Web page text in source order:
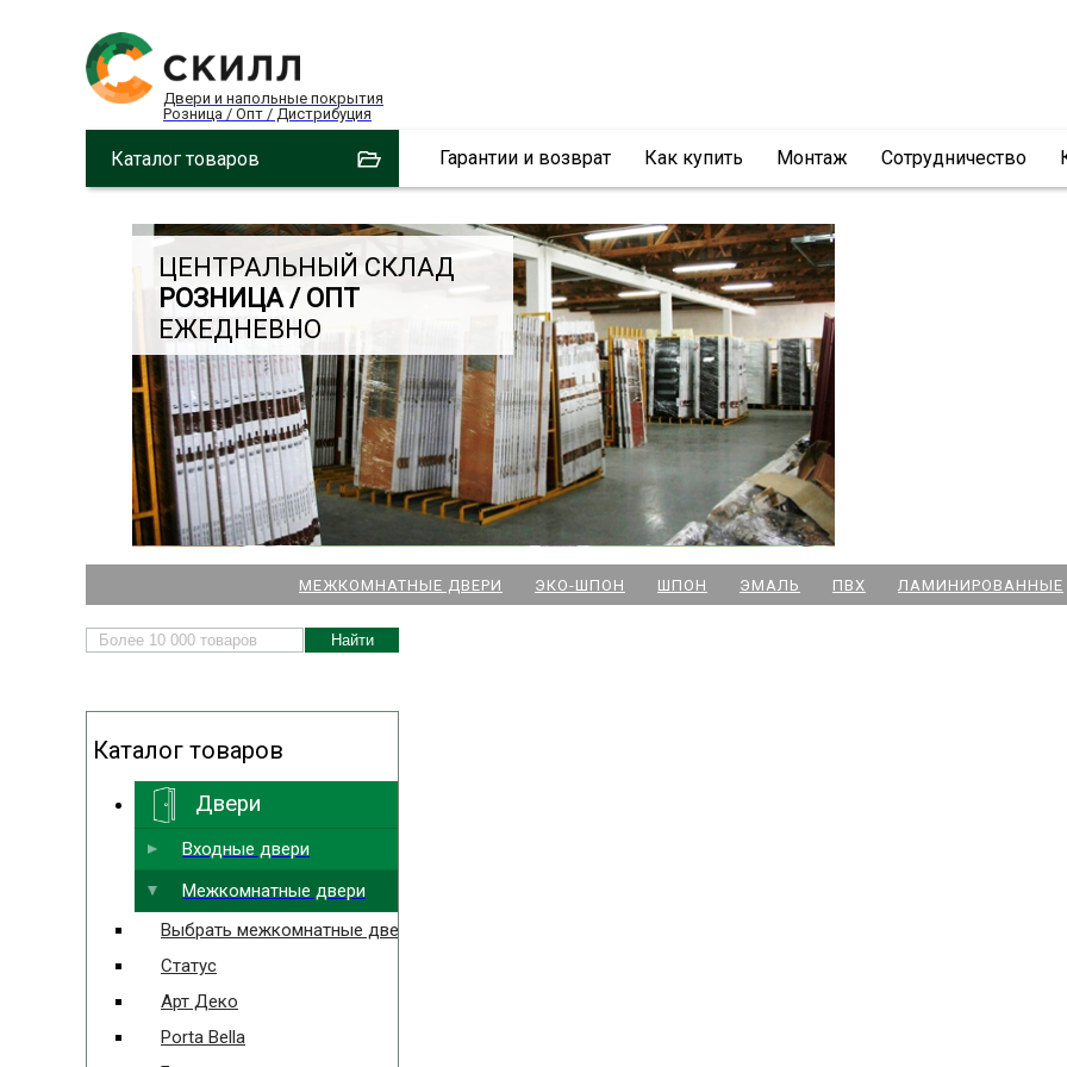
Двери и напольные покрытия
Розница / Опт / Дистрибуция
Каталог товаров Гарантии и возврат Как купить Монтаж Сотрудничество
ЦЕНТРАЛЬНЫЙ СКЛАД
РОЗНИЦА / ОПТ
ЕЖЕДНЕВНО
НАШИ МАГАЗИНЫ
ДВЕРЕЙ И ПАРКЕТА
м. Новочеркасская
м. Парк Победы
Выбрать ближайший
МЕЖКОМНАТНЫЕ ДВЕРИ ЭКО-ШПОН ШПОН ЭМАЛЬ ПВХ ЛАМИНИРОВАННЫЕ
Каталог товаров
Двери
Входные двери
Межкомнатные двери
Выбрать межкомнатные двери
Статус
Арт Деко
Porta Bella